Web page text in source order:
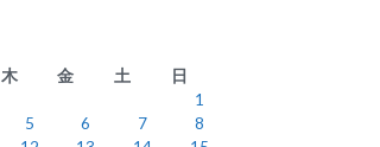
木 金 土
日
1
5 6 7
8